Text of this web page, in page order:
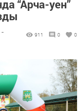
“Арча-уен”
911 0 0